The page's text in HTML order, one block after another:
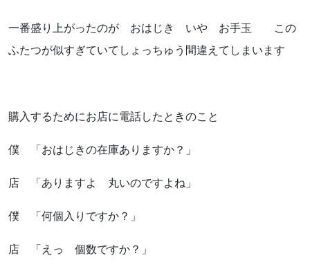
一番盛り上がったのが おはじき いや お手玉 この
ふたつが似すぎていてしょっちゅう間違えてしまいます
購入するためにお店に電話したときのこと
僕 「おはじきの在庫ありますか？」
店 「ありますよ 丸いのですよね」
僕 「何個入りですか？」
店 「えっ 個数ですか？」